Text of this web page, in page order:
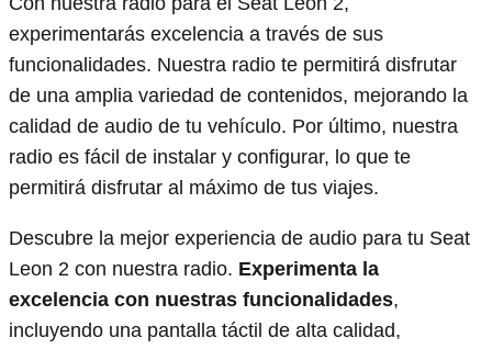
experimentarás excelencia a través de sus
funcionalidades. Nuestra radio te permitirá disfrutar
de una amplia variedad de contenidos, mejorando la
calidad de audio de tu vehículo. Por último, nuestra
radio es fácil de instalar y configurar, lo que te
permitirá disfrutar al máximo de tus viajes.
Descubre la mejor experiencia de audio para tu Seat
Leon 2 con nuestra radio. Experimenta la
excelencia con nuestras funcionalidades,
incluyendo una pantalla táctil de alta calidad,